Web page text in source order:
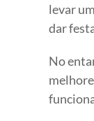
levar
dar
No